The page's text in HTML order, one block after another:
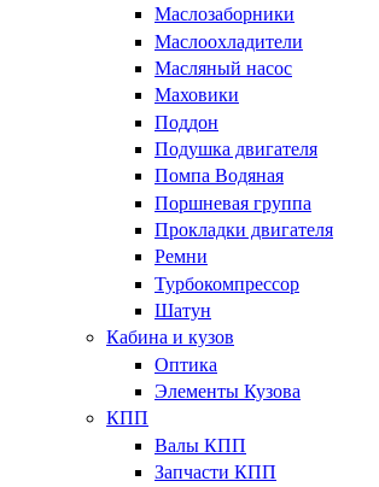
Маслозаборники
Маслоохладители
Масляный насос
Маховики
Поддон
Подушка двигателя
Помпа Водяная
Поршневая группа
Прокладки двигателя
Ремни
Турбокомпрессор
Шатун
Кабина и кузов
Оптика
Элементы Кузова
КПП
Валы КПП
Запчасти КПП